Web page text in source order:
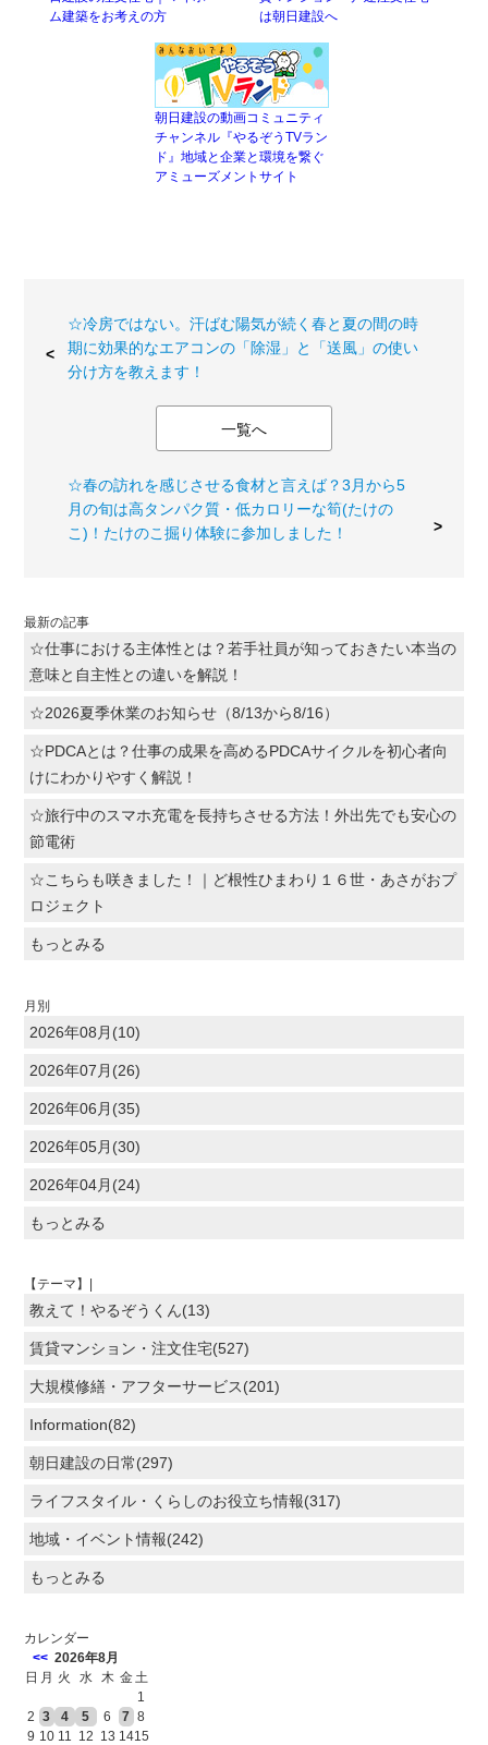
ム建築をお考えの方
は朝日建設へ
朝日建設の動画コミュニティ
チャンネル『やるぞうTVラン
ド』地域と企業と環境を繋ぐ
アミューズメントサイト
☆冷房ではない。汗ばむ陽気が続く春と夏の間の時
期に効果的なエアコンの「除湿」と「送風」の使い
分け方を教えます！
一覧へ
☆春の訪れを感じさせる食材と言えば？3月から5
月の旬は高タンパク質・低カロリーな筍(たけの
こ)！たけのこ掘り体験に参加しました！
最新の記事
☆仕事における主体性とは？若手社員が知っておきたい本当の
意味と自主性との違いを解説！
☆2026夏季休業のお知らせ（8/13から8/16）
☆PDCAとは？仕事の成果を高めるPDCAサイクルを初心者向
けにわかりやすく解説！
☆旅行中のスマホ充電を長持ちさせる方法！外出先でも安心の
節電術
☆こちらも咲きました！｜ど根性ひまわり１６世・あさがおプ
ロジェクト
もっとみる
月別
2026年08月(10)
2026年07月(26)
2026年06月(35)
2026年05月(30)
2026年04月(24)
もっとみる
【テーマ】|
教えて！やるぞうくん(13)
賃貸マンション・注文住宅(527)
大規模修繕・アフターサービス(201)
Information(82)
朝日建設の日常(297)
ライフスタイル・くらしのお役立ち情報(317)
地域・イベント情報(242)
もっとみる
カレンダー
<< 2026年8月
日 月 火 水 木 金土
1
2 3 4 5 6 7 8
9 10 11 12 13 1415